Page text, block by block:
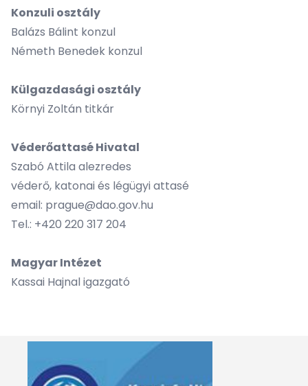
Konzuli osztály
Balázs Bálint konzul
Németh Benedek konzul
Külgazdasági osztály
Környi Zoltán titkár
Véderőattasé Hivatal
Szabó Attila alezredes
véderő, katonai és légügyi attasé
email: prague@dao.gov.hu
Tel.: +420 220 317 204
Magyar Intézet
Kassai Hajnal igazgató